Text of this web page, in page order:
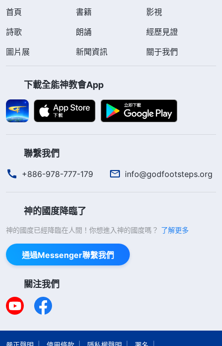
首頁 書籍
影視
詩歌
朗誦
經歷見證
圖片展
新聞資訊 關于我們
下載全能神教會App
聯繫我們
+886-978-777-179 info@godfootsteps.org
神的國度降臨了
神的國度已經降臨在人間！你想進入神的國度嗎？ 了解更多
通過Messenger聯繫我們
關注我們